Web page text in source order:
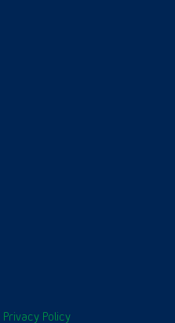
Privacy Policy